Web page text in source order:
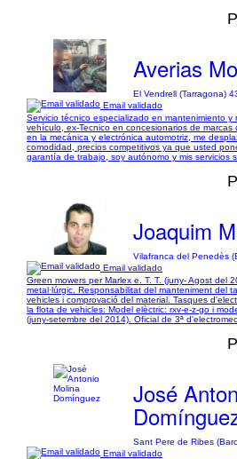
Averias
El Vendrell (Tarragona)
Email validado
Servicio técnico especializado en mantenimiento
vehículo, ex-Tecnico en concesionarios de
en la mecánica y electrónica automotriz, me
comodidad, precios competitivos ya que usted
garantía de trabajo, soy autónomo y mis servicios
Joaquim
Vilafranca del Penedès
Email validado
Green mowers per Marlex e. T. T. (juny- Agost del
metal·lúrgic. Responsabilitat del manteniment del
vehicles i comprovació del material. Tasques
la flota de vehicles: Model elèctric: rxv-e-z-go i
(juny-setembre del 2014). Oficial de 3ª
José
Sant Pere de Ribes
Email validado